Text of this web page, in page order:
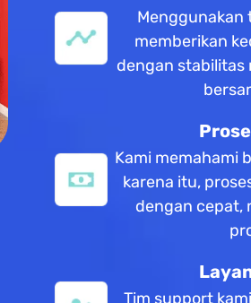
Menggunakan
memberikan
dengan stabilitas
Kami memahami
karena itu,
dengan cepat,
Tim support